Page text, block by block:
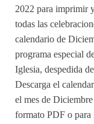
2022 para imprimir
todas las
calendario de
programa especial
Iglesia, despedida
Descarga el
el mes de
formato PDF o para